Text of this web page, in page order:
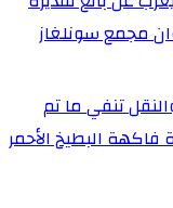
مجمع سونلغاز
تنفي ما تم
البطيخ الأحمر